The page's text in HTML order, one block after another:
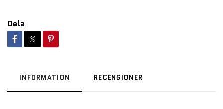
Dela
INFORMATION RECENSIONER